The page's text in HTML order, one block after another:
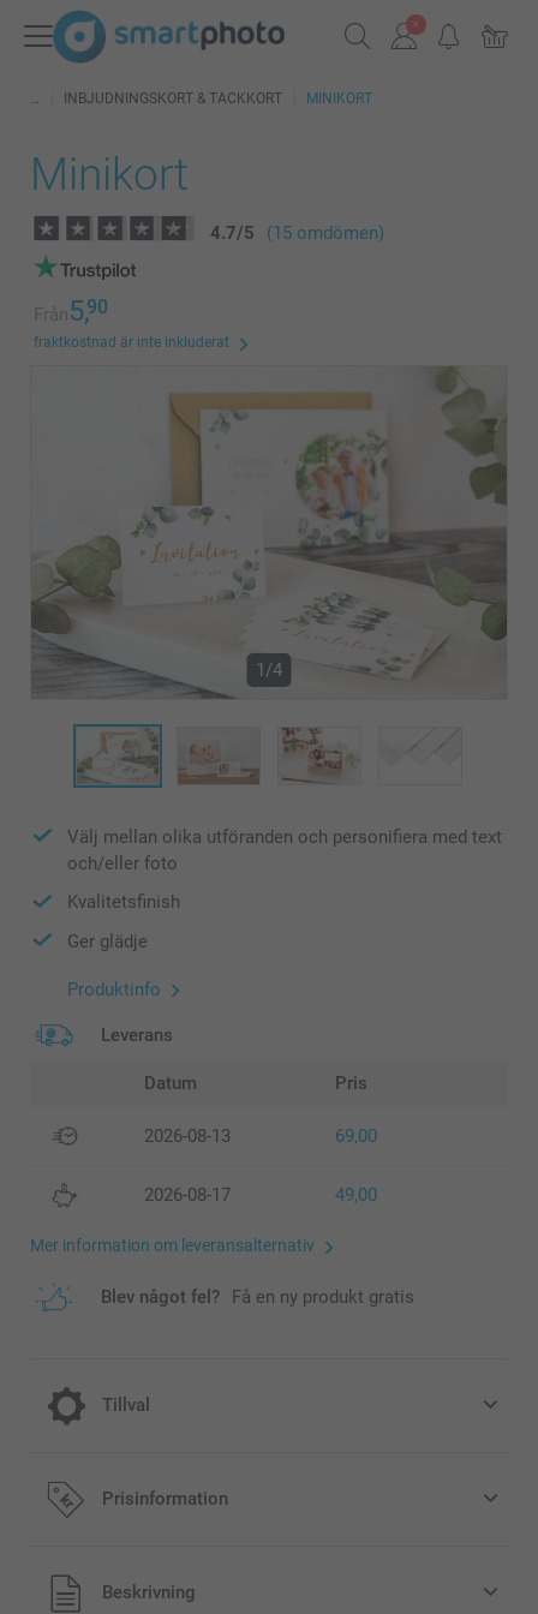
INBJUDNINGSKORT & TACKKORT MINIKORT
Minikort
4.7/5 (15 omdömen)
Från5,90
fraktkostnad är inte inkluderat
1/4
Välj mellan olika utföranden och personifiera med text
och/eller foto
Kvalitetsfinish
Ger glädje
Produktinfo
Leverans
Datum Pris
2026-08-13 69,00
2026-08-17 49,00
Mer information om leveransalternativ
Blev något fel? Få en ny produkt gratis
Tillval
Ge ditt Minikort en extra festlig look eller
en modern och stilfull look med gnistrande
2,00/styck
Prisinformation
Alla priser är i svenska kronor (SEK), inklusive moms och
exklusive porto.
Beskrivning